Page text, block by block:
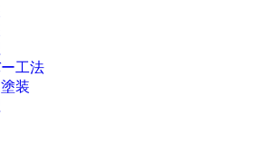
工法
装